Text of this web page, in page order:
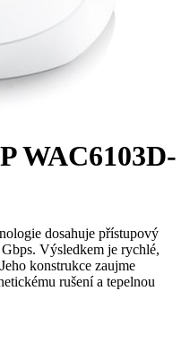
WAC6103D-
dosahuje přístupový
Výsledkem je rychlé,
konstrukce zaujme
rušení a tepelnou